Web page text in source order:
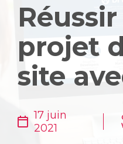
projet
site
17 juin
2021